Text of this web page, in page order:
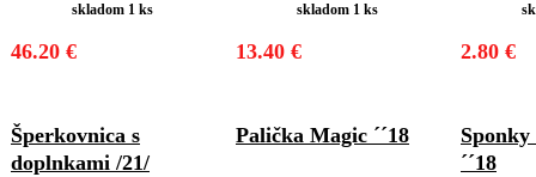
skladom 1 ks
46.20 €
skladom 1 ks
13.40 € 2.80 €
Šperkovnica s
doplnkami /21/
Palička Magic ´´18
Sponky
´´18